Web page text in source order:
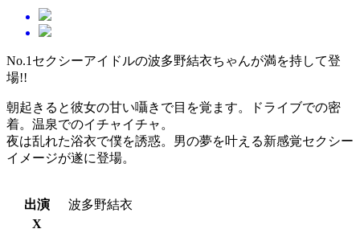
No.1セクシーアイドルの波多野結衣ちゃんが満を持して登
場!!
朝起きると彼女の甘い囁きで目を覚ます。ドライブでの密
着。温泉でのイチャイチャ。
夜は乱れた浴衣で僕を誘惑。男の夢を叶える新感覚セクシー
イメージが遂に登場。
出演
波多野結衣
X